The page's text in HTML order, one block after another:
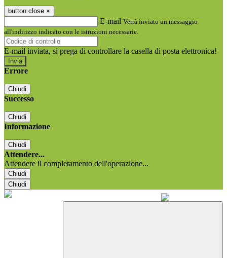
button close ×
E-mail Verrà inviato un messaggio
all'indirizzo indicato con le istruzioni necessarie.
E-mail inviata, si prega di controllare la casella di posta elettronica!
Errore
Chiudi
Successo
Chiudi
Informazione
Chiudi
Attendere...
Attendere il completamento dell'operazione...
Chiudi
Chiudi